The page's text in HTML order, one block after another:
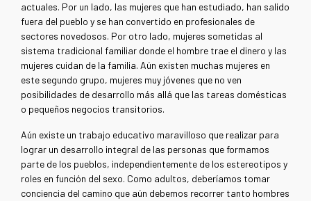
actuales. Por un lado, las mujeres que han estudiado, han salido
fuera del pueblo y se han convertido en profesionales de
sectores novedosos. Por otro lado, mujeres sometidas al
sistema tradicional familiar donde el hombre trae el dinero y las
mujeres cuidan de la familia. Aún existen muchas mujeres en
este segundo grupo, mujeres muy jóvenes que no ven
posibilidades de desarrollo más allá que las tareas domésticas
o pequeños negocios transitorios.
Aún existe un trabajo educativo maravilloso que realizar para
lograr un desarrollo integral de las personas que formamos
parte de los pueblos, independientemente de los estereotipos y
roles en función del sexo. Como adultos, deberíamos tomar
conciencia del camino que aún debemos recorrer tanto hombres